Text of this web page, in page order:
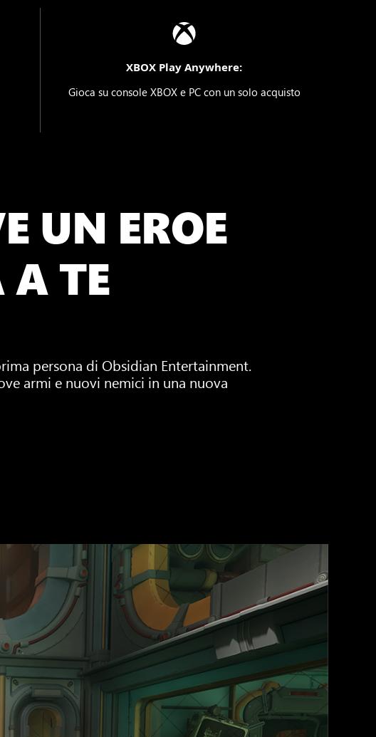
XBOX Play Anywhere:
Gioca su console XBOX e PC con un solo acquisto
UN EROE
A TE
persona di Obsidian Entertainment.
armi e nuovi nemici in una nuova